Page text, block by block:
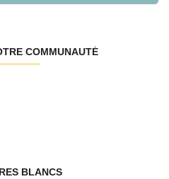
COMMUNAUTÉ
BLANCS